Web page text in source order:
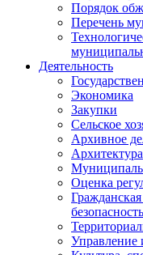
Порядок
Перечень
Деятельность
Экономика
Закупки
Сельское
Архивное
Архитектура
Оценка
безопасность
Управление